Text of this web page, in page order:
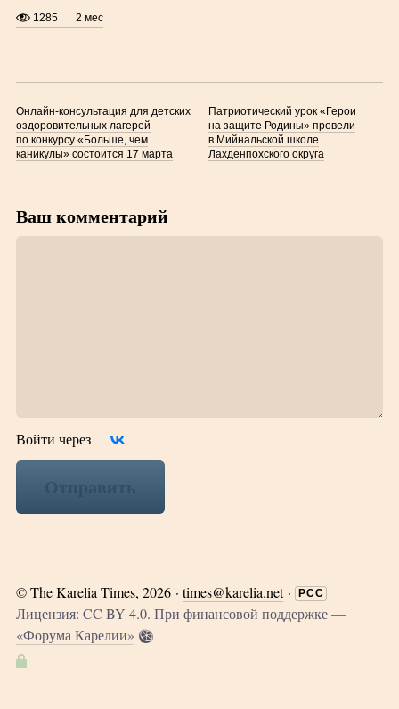
1285 2 мес
Онлайн-консультация для детских
оздоровительных лагерей
по конкурсу «Больше, чем
каникулы» состоится 17 марта
Патриотический урок «Герои
на защите Родины» провели
в Мийнальской школе
Лахденпохского округа
Ваш комментарий
Войти через
Отправить
©The Karelia Times, 2026 · times@karelia.net· РСС
Лицензия: CC BY 4.0. При финансовой поддержке —
«Форума Карелии»